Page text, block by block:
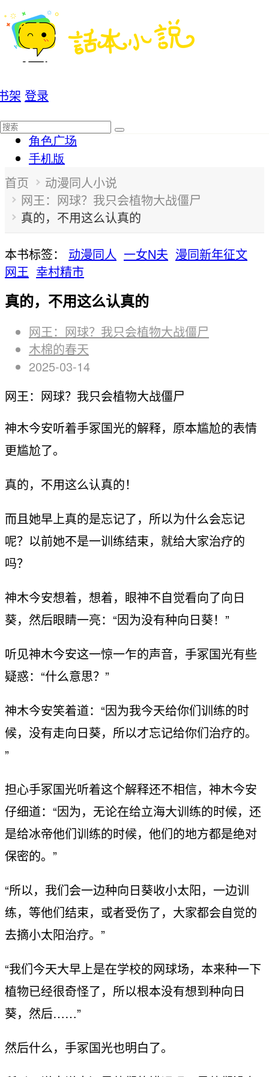
架 登录
写作福利
首页
分类
角色广场
手机版
首页
动漫同人小说
网王：网球？我只会植物大战僵尸
真的，不用这么认真的
本书标签： 动漫同人 一女N夫 漫同新年征文
网王 幸村精市
真的，不用这么认真的
网王：网球？我只会植物大战僵尸
木棉的春天
2025-03-14
网王：网球？我只会植物大战僵尸
神木今安听着手冢国光的解释，原本尴尬的表情
更尴尬了。
真的，不用这么认真的！
而且她早上真的是忘记了，所以为什么会忘记
呢？以前她不是一训练结束，就给大家治疗的
吗？
神木今安想着，想着，眼神不自觉看向了向日
葵，然后眼睛一亮：“因为没有种向日葵！”
听见神木今安这一惊一乍的声音，手冢国光有些
疑惑：“什么意思？”
神木今安笑着道：“因为我今天给你们训练的时
候，没有走向日葵，所以才忘记给你们治疗的。
”
担心手冢国光听着这个解释还不相信，神木今安
仔细道：“因为，无论在给立海大训练的时候，还
是给冰帝他们训练的时候，他们的地方都是绝对
保密的。”
“所以，我们会一边种向日葵收小太阳，一边训
练，等他们结束，或者受伤了，大家都会自觉的
去摘小太阳治疗。”
“我们今天大早上是在学校的网球场，本来种一下
植物已经很奇怪了，所以根本没有想到种向日
葵，然后……”
然后什么，手冢国光也明白了。